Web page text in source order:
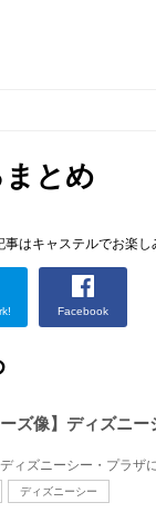
まとめ
はキャステルでお楽し
Facebook
ーズ像】ディズニ
ディズニーシー